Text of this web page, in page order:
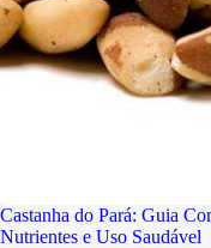
Castanha do Pará: Guia
Nutrientes e Uso Saudável